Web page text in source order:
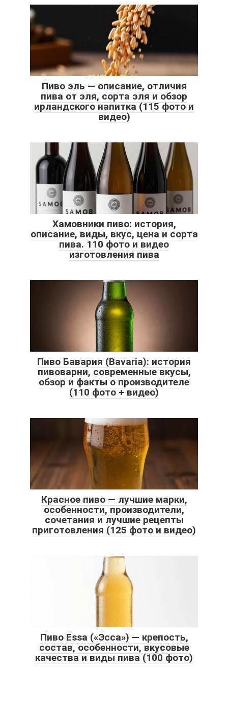
Пиво эль — описание, отличия
пива от эля, сорта эля и обзор
ирландского напитка (115 фото и
видео)
Хамовники пиво: история,
описание, виды, вкус, цена и сорта
пива. 110 фото и видео
изготовления пива
Пиво Бавария (Bavaria): история
пивоварни, современные вкусы,
обзор и факты о производителе
(110 фото + видео)
Красное пиво — лучшие марки,
особенности, производители,
сочетания и лучшие рецепты
приготовления (125 фото и видео)
Пиво Essa («Эсса») — крепость,
состав, особенности, вкусовые
качества и виды пива (100 фото)